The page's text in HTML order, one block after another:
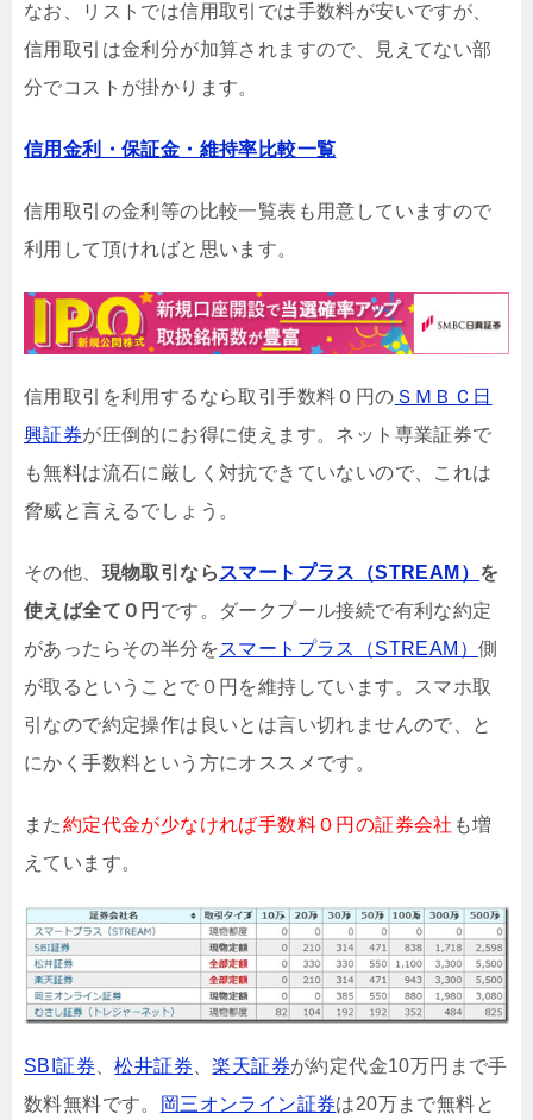
なお、リストでは信用取引では手数料が安いですが、
信用取引は金利分が加算されますので、見えてない部
分でコストが掛かります。
信用金利・保証金・維持率比較一覧
信用取引の金利等の比較一覧表も用意していますので
利用して頂ければと思います。
信用取引を利用するなら取引手数料０円の ＳＭＢＣ日
興証券が圧倒的にお得に使えます。ネット専業証券で
も無料は流石に厳しく対抗できていないので、これは
脅威と言えるでしょう。
その他、 現物取引なら スマートプラス（STREAM） を
使えば全て０円 です。ダークプール接続で有利な約定
があったらその半分をスマートプラス（STREAM） 側
が取るということで０円を維持しています。スマホ取
引なので約定操作は良いとは言い切れませんので、と
にかく手数料という方にオススメです。
また約定代金が少なければ手数料０円の証券会社 も増
えています。
SBI証券 、松井証券 、楽天証券が約定代金10万円まで手
数料無料です。
岡三オンライン証券は20万まで無料と